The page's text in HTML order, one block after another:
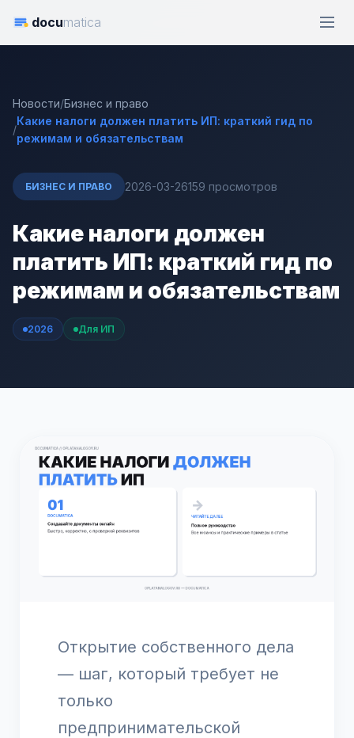
documatica
Новости/Бизнес и право
/
Какие налоги должен платить ИП: краткий гид по
режимам и обязательствам
БИЗНЕС И ПРАВО 2026-03-26159 просмотров
Какие налоги должен
платить ИП: краткий гид по
режимам и обязательствам
2026 Для ИП
Открытие собственного дела
— шаг, который требует не
только
предпринимательской